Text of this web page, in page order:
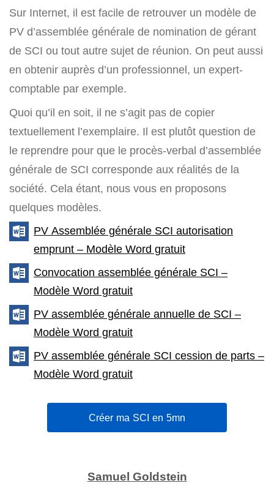
Sur Internet, il est facile de retrouver un modèle de
PV d’assemblée générale de nomination de gérant
de SCI ou tout autre sujet de réunion. On peut aussi
en obtenir auprès d’un professionnel, un expert-
comptable par exemple.
Quoi qu’il en soit, il ne s’agit pas de copier
textuellement l’exemplaire. Il est plutôt question de
le reprendre pour que le procès-verbal d’assemblée
générale de SCI corresponde aux réalités de la
société. Cela étant, nous vous en proposons
quelques modèles.
PV Assemblée générale SCI autorisation
emprunt – Modèle Word gratuit
Convocation assemblée générale SCI –
Modèle Word gratuit
PV assemblée générale annuelle de SCI –
Modèle Word gratuit
PV assemblée générale SCI cession de parts –
Modèle Word gratuit
Créer ma SCI en 5mn
Samuel Goldstein